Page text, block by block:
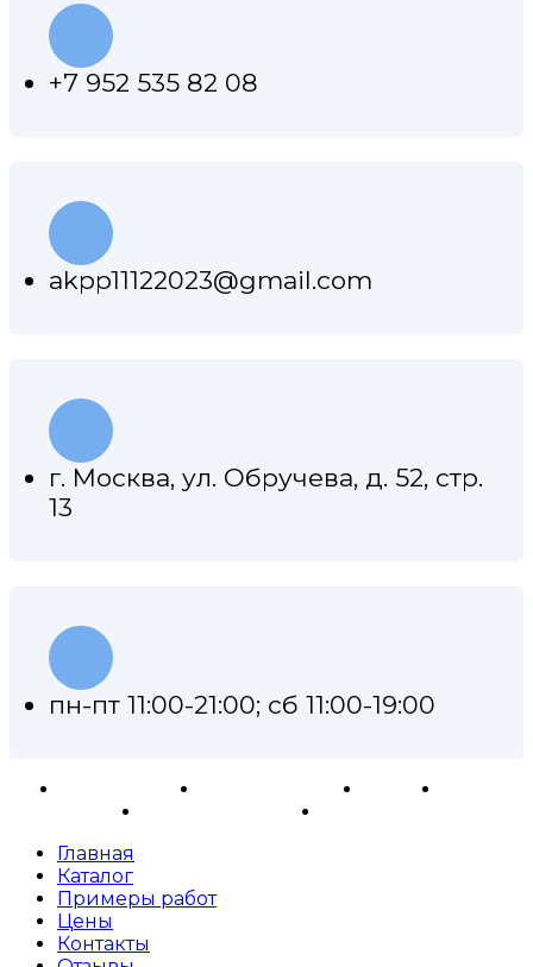
+7 952 535 82 08
akpp11122023@gmail.com
г. Москва, ул. Обручева, д. 52, стр.
13
пн-пт 11:00-21:00; сб 11:00-19:00
Ремонт АКПП Примеры работ Каталог
Главная
Каталог
Примеры работ
Цены
Контакты